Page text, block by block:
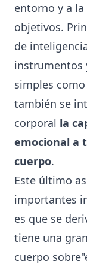
entorno y a
objetivos.
de
instrumentos
simples
también se
corporal la
emocional a
cuerpo.
Este último
importantes
es que se
tiene una
cuerpo